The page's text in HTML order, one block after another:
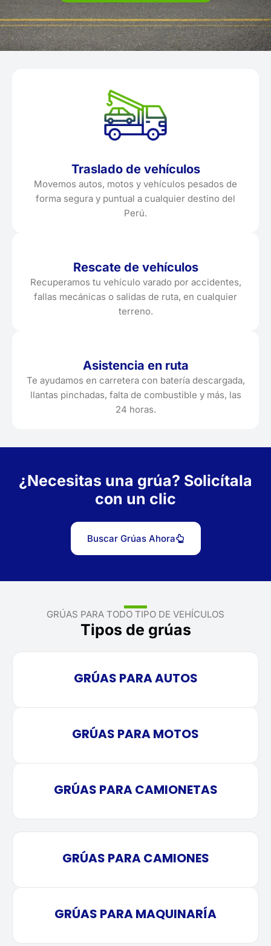
Traslado de vehículos
Movemos autos, motos y vehículos pesados de
forma segura y puntual a cualquier destino del
Perú.
Rescate de vehículos
Recuperamos tu vehículo varado por accidentes,
fallas mecánicas o salidas de ruta, en cualquier
terreno.
Asistencia en ruta
Te ayudamos en carretera con batería descargada,
llantas pinchadas, falta de combustible y más, las
24 horas.
¿Necesitas una grúa? Solicítala
con un clic
Buscar Grúas Ahora
GRÚAS PARA TODO TIPO DE VEHÍCULOS
Tipos de grúas
GRÚAS PARA AUTOS
GRÚAS PARA MOTOS
GRÚAS PARA CAMIONETAS
GRÚAS PARA CAMIONES
GRÚAS PARA MAQUINARÍA